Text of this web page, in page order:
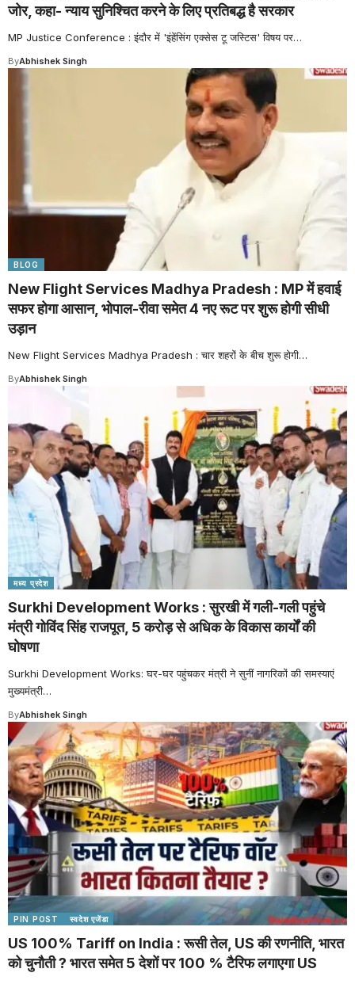
जोर, कहा- न्याय सुनिश्चित करने के लिए प्रतिबद्ध है सरकार
MP Justice Conference : इंदौर में 'इंहेंसिंग एक्सेस टू जस्टिस' विषय पर…
ByAbhishek Singh
BLOG
New Flight Services Madhya Pradesh : MP में हवाई
सफर होगा आसान, भोपाल-रीवा समेत 4 नए रूट पर शुरू होगी सीधी
उड़ान
New Flight Services Madhya Pradesh : चार शहरों के बीच शुरू होगी…
ByAbhishek Singh
मध्य प्रदेश
Surkhi Development Works : सुरखी में गली-गली पहुंचे
मंत्री गोविंद सिंह राजपूत, 5 करोड़ से अधिक के विकास कार्यों की
घोषणा
Surkhi Development Works: घर-घर पहुंचकर मंत्री ने सुनीं नागरिकों की समस्याएं
मुख्यमंत्री…
ByAbhishek Singh
PIN POST स्वदेश एजेंडा
US 100% Tariff on India : रूसी तेल, US की रणनीति, भारत
को चुनौती ? भारत समेत 5 देशों पर 100 % टैरिफ लगाएगा US